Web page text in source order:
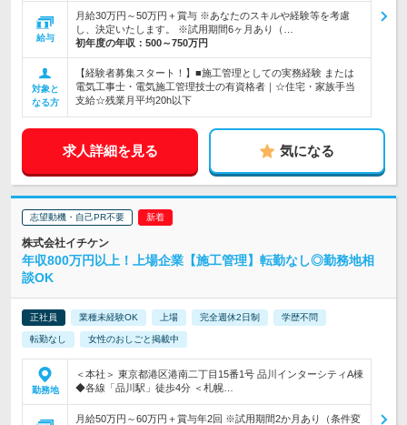
給与
月給30万円～50万円＋賞与 ※あなたのスキルや経験等を考慮
し、決定いたします。 ※試用期間6ヶ月あり（…
初年度の年収： 500～750万円
対象と
なる方
【経験者募集スタート！】■施工管理としての実務経験 または
電気工事士・電気施工管理技士の有資格者｜☆住宅・家族手当
支給☆残業月平均20h以下
求人詳細を見る 気になる
志望動機・自己PR不要
株式会社イチケン
年収800万円以上！上場企業【施工管理】転勤なし◎勤務地相
談OK
正社員 業種未経験OK 上場 完全週休2日制 学歴不問
転勤なし 女性のおしごと掲載中
勤務地
＜本社＞ 東京都港区港南二丁目15番1号 品川インターシティA棟
◆各線「品川駅」徒歩4分 ＜札幌…
月給50万円～60万円＋賞与年2回 ※試用期間2か月あり（条件変